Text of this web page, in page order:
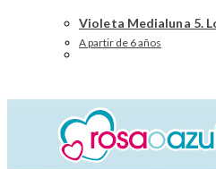
Violeta Medialuna 5.
A partir de 6 años